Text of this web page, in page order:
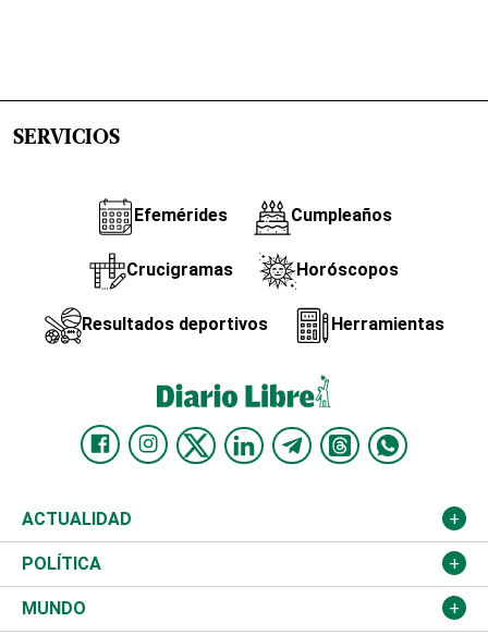
SERVICIOS
Efemérides Cumpleaños
Crucigramas Horóscopos
Resultados deportivos Herramientas
ACTUALIDAD
Nacional
Ciudad
POLÍTICA
Partidos
MUNDO